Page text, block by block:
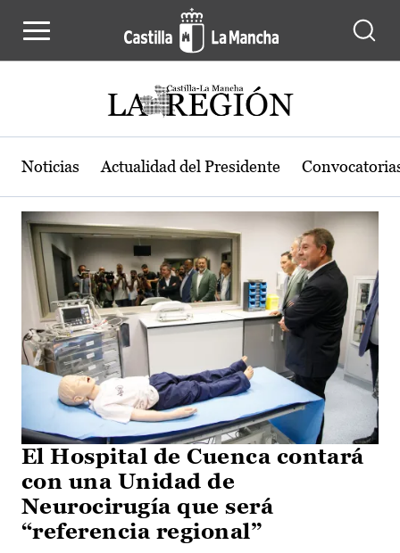
Actualidad de la región de Castilla-
Noticias Actualidad del Presidente
El Hospital de Cuenca contará
con una Unidad de
Neurocirugía que será
“referencia regional”